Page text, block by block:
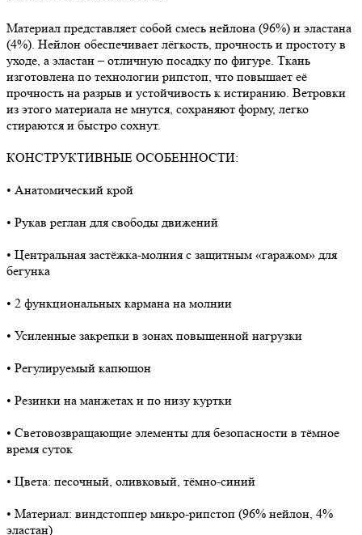
Материал представляет собой смесь нейлона (96%) и эластана
(4%). Нейлон обеспечивает лёгкость, прочность и простоту в
уходе, а эластан – отличную посадку по фигуре. Ткань
изготовлена по технологии рипстоп, что повышает её
прочность на разрыв и устойчивость к истиранию. Ветровки
из этого материала не мнутся, сохраняют форму, легко
стираются и быстро сохнут.
КОНСТРУКТИВНЫЕ ОСОБЕННОСТИ:
• Анатомический крой
• Рукав реглан для свободы движений
• Центральная застёжка-молния с защитным «гаражом» для
бегунка
• 2 функциональных кармана на молнии
• Усиленные закрепки в зонах повышенной нагрузки
• Регулируемый капюшон
• Резинки на манжетах и по низу куртки
• Световозвращающие элементы для безопасности в тёмное
время суток
• Цвета: песочный, оливковый, тёмно-синий
• Материал: виндстоппер микро-рипстоп (96% нейлон, 4%
эластан)